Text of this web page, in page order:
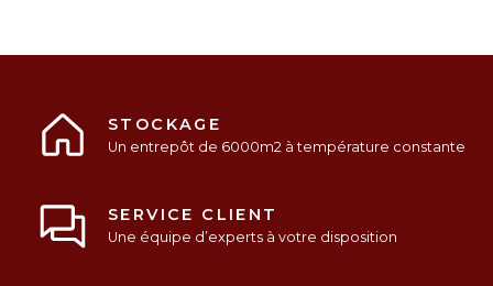
STOCKAGE
Un entrepôt de 6000m2 à température constante
SERVICE CLIENT
Une équipe d’experts à votre disposition